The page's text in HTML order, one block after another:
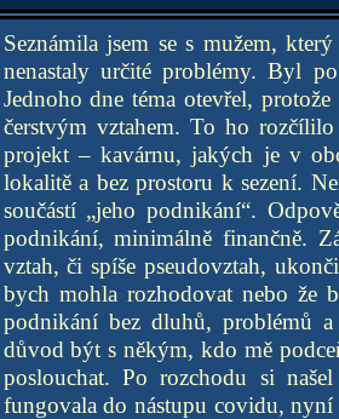
Seznámila jsem se s mužem,
nenastaly určité problémy. Byl
Jednoho dne téma otevřel,
čerstvým vztahem. To ho
projekt – kavárnu, jakých je v
lokalitě a bez prostoru k sezení.
součástí „jeho podnikání“.
podnikání, minimálně finančně.
vztah, či spíše pseudovztah,
bych mohla rozhodovat nebo že
podnikání bez dluhů, problémů
důvod být s někým, kdo mě
poslouchat. Po rozchodu si
fungovala do nástupu covidu,